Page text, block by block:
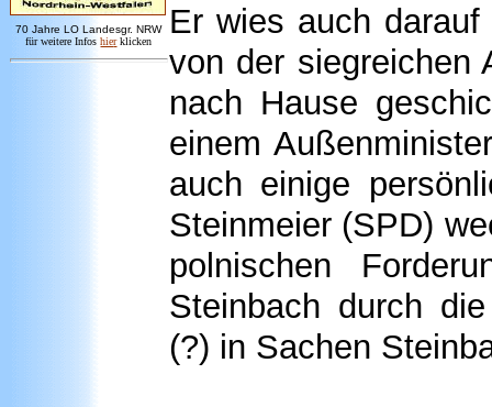
70 Jahre LO Landesgr. NRW
für weitere Infoshier klicken
Er wies auch
von der siegreichen
nach Hause
einem
auch einige
Steinmeier (SPD)
polnischen
Steinbach durch
(?) in Sachen